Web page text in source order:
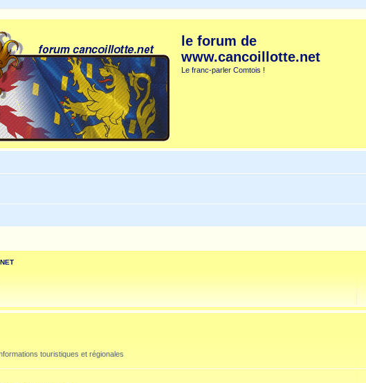
le forum de
www.cancoillotte.net
Le franc-parler Comtois !
touristiques et régionales